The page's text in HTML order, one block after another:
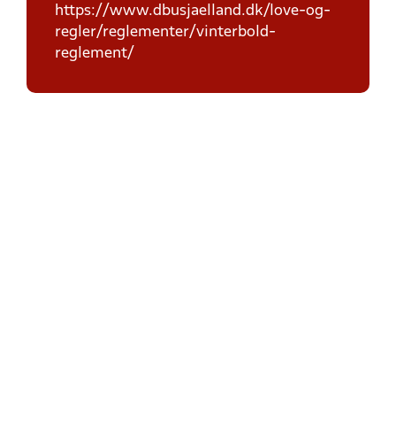
https://www.dbusjaelland.dk/love-og-
regler/reglementer/vinterbold-
reglement/